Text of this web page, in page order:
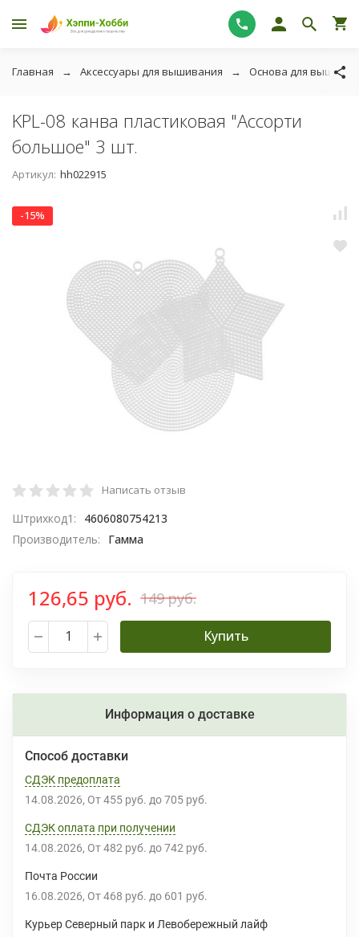
Главная Аксессуары для вышивания Основа для
KPL-08 канва пластиковая "Ассорти
большое" 3 шт.
Артикул: hh022915
-15%
Написать отзыв
Штрихкод1:
4606080754213
Производитель:
Гамма
126,65 руб. 149 руб.
Купить
Информация о доставке
Способ доставки
СДЭК предоплата
14.08.2026 От 455 руб. до 705 руб.
СДЭК оплата при получении
14.08.2026 От 482 руб. до 742 руб.
Почта России
16.08.2026 От 468 руб. до 601 руб.
Курьер Северный парк и Левобережный лайф